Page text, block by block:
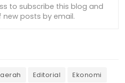
Editorial
Ekonomi